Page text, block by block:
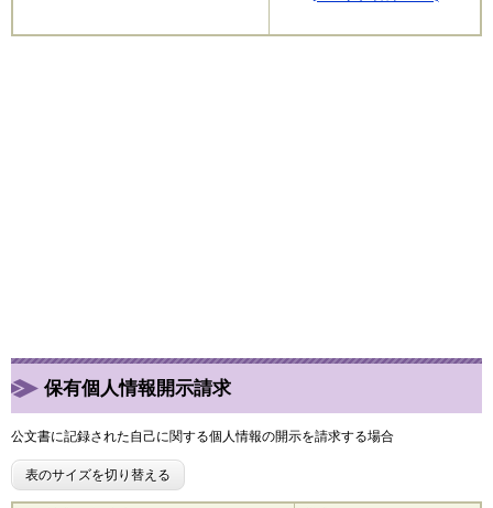
保有個人情報開示請求
公文書に記録された自己に関する個人情報の開示を請求する場合
表のサイズを切り替える